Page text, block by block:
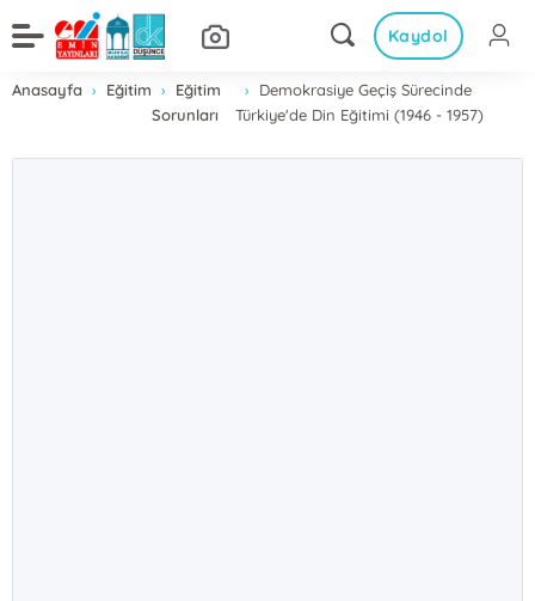
Kaydol
Anasayfa Eğitim
Eğitim
Sorunları
Demokrasiye Geçiş Sürecinde
Türkiye'de Din Eğitimi (1946 - 1957)